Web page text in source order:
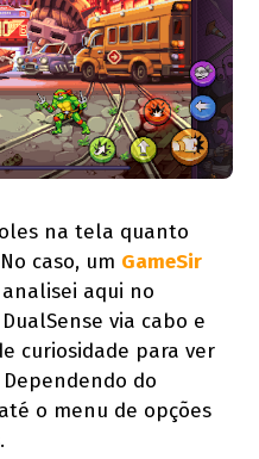
na tela quanto
caso, um GameSir
aqui no
via cabo e
curiosidade para ver
do
o menu de opções